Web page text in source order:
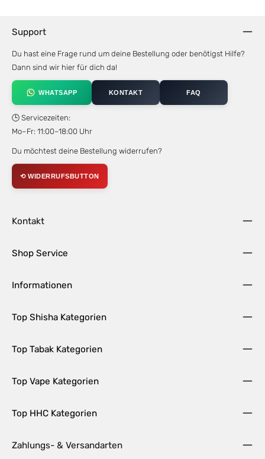
Support
Du hast eine Frage rund um deine Bestellung oder benötigst Hilfe?
Dann sind wir hier für dich da!
WHATSAPP KONTAKT FAQ
🕒 Servicezeiten:
Mo–Fr: 11:00–18:00 Uhr
Du möchtest deine Bestellung widerrufen?
⟲ WIDERRUFSBUTTON
Kontakt
Shop Service
Informationen
Top Shisha Kategorien
Top Tabak Kategorien
Top Vape Kategorien
Top HHC Kategorien
Zahlungs- & Versandarten